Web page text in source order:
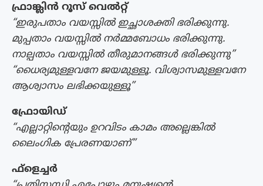
ഫ്രാങ്ക്ലിൻ റൂസ് വെൽറ്റ്
“ഇരുപതാം വയസ്സിൽ ഇച്ഛാശക്തി ഭരിക്കുന്നു.
മുപ്പതാം വയസ്സിൽ നർമ്മബോധം ഭരിക്കുന്നു.
നാല്പതാം വയസ്സിൽ തീരുമാനങ്ങൾ ഭരിക്കുന്നു”
“ധൈര്യമുള്ളവനേ ജയമുള്ളൂ. വിശ്വാസമുള്ളവനേ
ആശ്വാസം ലഭിക്കയുള്ളൂ”
ഫ്രോയിഡ്
“എല്ലാറ്റിന്റെയും ഉറവിടം കാമം അല്ലെങ്കിൽ
ലൈംഗിക പ്രേരണയാണ്”
ഫ്ളെച്ചർ